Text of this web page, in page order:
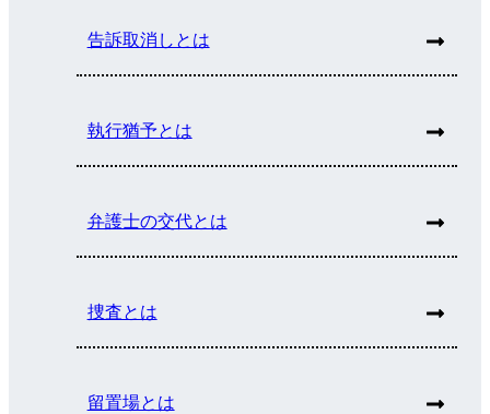
告訴取消しとは
執行猶予とは
弁護士の交代とは
捜査とは
留置場とは